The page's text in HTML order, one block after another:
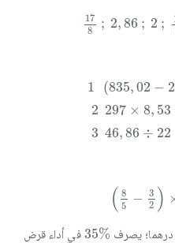
17
8
; 2,86 ; 2 ;
17 ;2 ,86 2
1 (835,02 −
2 297 × 8, 53
3 46,86 ÷ 22
1 835,02-279 +
2 297×8 ,53
3 46,86 ÷22
( 8
5
− 3
2 )
85 × 11
يصرف 35%
35%
في أداء قرض